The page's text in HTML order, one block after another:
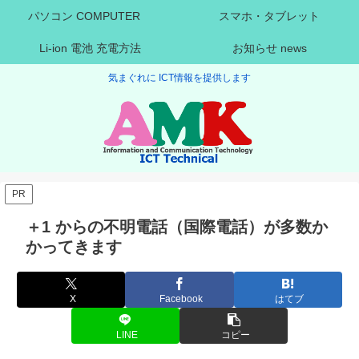
気まぐれに ICT情報を提供します
パソコン COMPUTER スマホ・タブレット
Li-ion 電池 充電方法 お知らせ news
PR
＋1 からの不明電話（国際電話）が多数か
かってきます
X Facebook はてブ
LINE コピー